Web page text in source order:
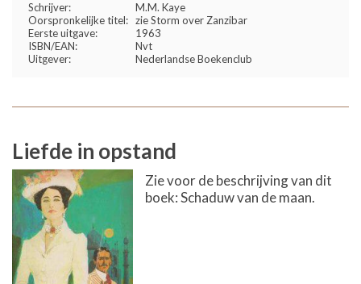
Schrijver:
M.M. Kaye
Oorspronkelijke titel: zie Storm over Zanzibar
Eerste uitgave:
1963
ISBN/EAN:
Nvt
Uitgever:
Nederlandse Boekenclub
Liefde in opstand
Zie voor de beschrijving van dit
boek: Schaduw van de maan.